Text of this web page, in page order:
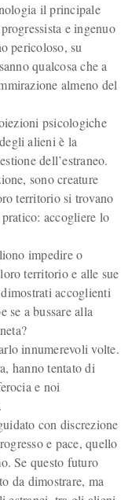
il principale
e ingenuo
pericoloso, su
qualcosa che a
almeno del
psicologiche
alieni è la
dell’estraneo.
sono creature
territorio si trovano
accogliere lo
impedire o
territorio e alle sue
accoglienti
se a bussare alla
innumerevoli volte.
hanno tentato di
e noi
con discrezione
e pace, quello
Se questo futuro
da dimostrare, ma